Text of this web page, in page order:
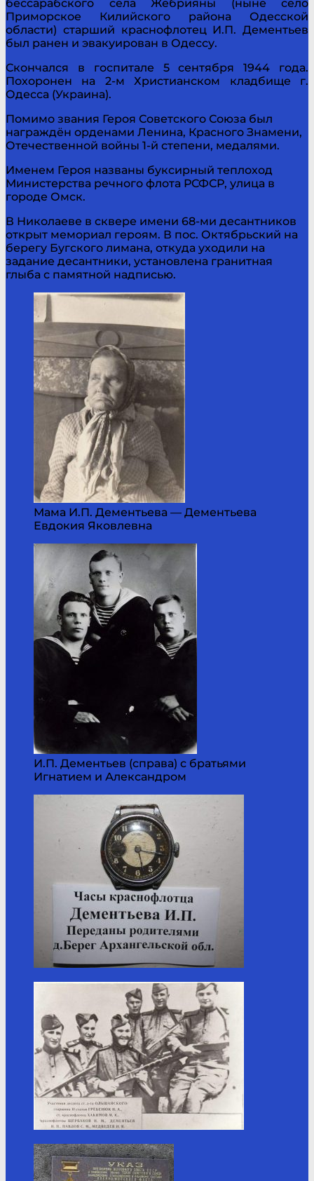
бессарабского села Жебрияны (ныне село
Приморское Килийского района Одесской
области) старший краснофлотец И.П. Дементьев
был ранен и эвакуирован в Одессу.
Скончался в госпитале 5 сентября 1944 года.
Похоронен на 2-м Христианском кладбище г.
Одесса (Украина).
Помимо звания Героя Советского Союза был
награждён орденами Ленина, Красного Знамени,
Отечественной войны 1-й степени, медалями.
Именем Героя названы буксирный теплоход
Министерства речного флота РСФСР, улица в
городе Омск.
В Николаеве в сквере имени 68-ми десантников
открыт мемориал героям. В пос. Октябрьский на
берегу Бугского лимана, откуда уходили на
задание десантники, установлена гранитная
глыба с памятной надписью.
Мама И.П. Дементьева — Дементьева
Евдокия Яковлевна
И.П. Дементьев (справа) с братьями
Игнатием и Александром